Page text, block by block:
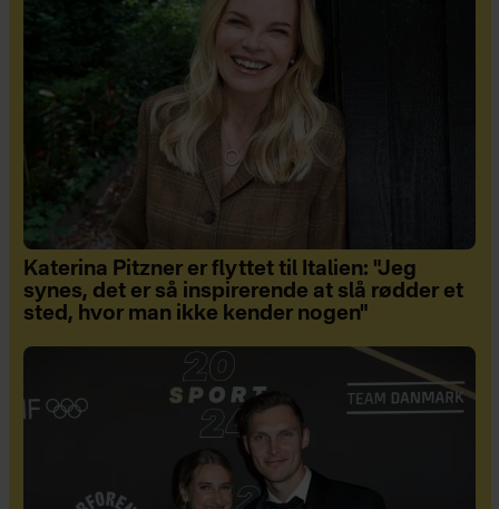
Katerina Pitzner er flyttet til Italien: "Jeg
synes, det er så inspirerende at slå rødder et
sted, hvor man ikke kender nogen"